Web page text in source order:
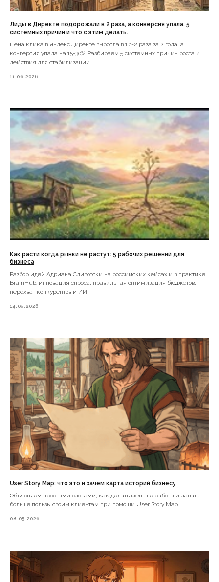
Лиды в Директе подорожали в 2 раза, а конверсия упала. 5
системных причин и что с этим делать.
Цена клика в Яндекс.Директе выросла в 1.6-2 раза за 2 года, а
конверсия упала на 15-30%. Разбираем 5 системных причин роста и
действия для стабилизации.
11.06.2026
Как расти когда рынки не растут: 5 рабочих решений для
бизнеса
Разбор идей Адриана Сливотски на российских кейсах и в практике
BrainHub: инновация спроса, правильная оптимизация бюджетов,
перехват конкурентов и ИИ
14.05.2026
User Story Map: что это и зачем карта историй бизнесу
Объясняем простыми словами, как делать меньше работы и давать
больше пользы своим клиентам при помощи User Story Map.
08.05.2026
Делаем эффективный
маркетинг,
специализируемся на
новых инструментах,
таких как GSMads
Позвоните нам
+ 7 495 885 62 55
Услуги
Портфолио
Блог
Вакансии
Контакты
Канал про перехват клиентов
Нажмите, чтобы
перейти на канал
Канал про управление маркетингом
Нажмите, чтобы
перейти на канал